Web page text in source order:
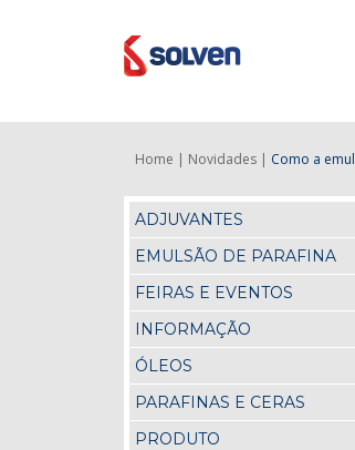
Home | Novidades | Como a
ADJUVANTES
EMULSÃO DE PARAFINA
FEIRAS E EVENTOS
INFORMAÇÃO
ÓLEOS
PARAFINAS E CERAS
PRODUTO